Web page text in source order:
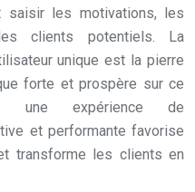
saisir les motivations, les
clients potentiels. La
unique est la pierre
forte et prospère sur ce
une expérience de
et performante favorise
transforme les clients en